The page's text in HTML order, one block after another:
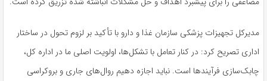
مدیرکل تجهیزات پزشکی سازمان غذا و دارو با تأکید بر لزوم تحول در ساختار
اداری تصریح کرد: در کنار تعامل با تشکل‌ها، اولویت اصلی ما در اداره کل،
چابک‌سازی فرآیندها است. نباید اجازه دهیم روال‌های جاری و بروکراسی